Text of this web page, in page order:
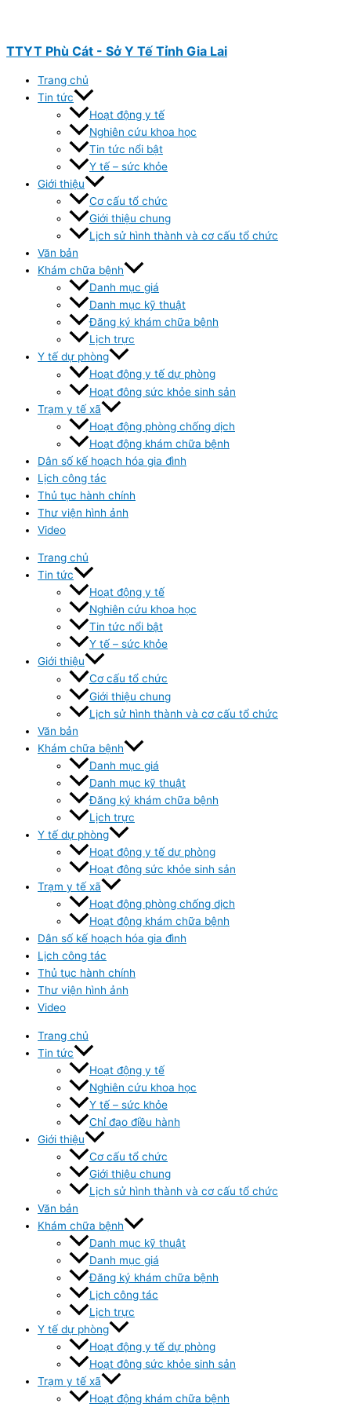
dung
TTYT Phù Cát - Sở Y Tế Tỉnh Gia Lai
Trang chủ
Tin tức
Hoạt động y tế
Nghiên cứu khoa học
Tin tức nổi bật
Y tế – sức khỏe
Giới thiệu
Cơ cấu tổ chức
Giới thiệu chung
Lịch sử hình thành và cơ cấu tổ chức
Văn bản
Khám chữa bệnh
Danh mục giá
Danh mục kỹ thuật
Đăng ký khám chữa bệnh
Lịch trực
Y tế dự phòng
Hoạt động y tế dự phòng
Hoạt đông sức khỏe sinh sản
Trạm y tế xã
Hoạt động phòng chống dịch
Hoạt động khám chữa bệnh
Dân số kế hoạch hóa gia đình
Lịch công tác
Thủ tục hành chính
Thư viện hình ảnh
Video
Trang chủ
Tin tức
Hoạt động y tế
Nghiên cứu khoa học
Tin tức nổi bật
Y tế – sức khỏe
Giới thiệu
Cơ cấu tổ chức
Giới thiệu chung
Lịch sử hình thành và cơ cấu tổ chức
Văn bản
Khám chữa bệnh
Danh mục giá
Danh mục kỹ thuật
Đăng ký khám chữa bệnh
Lịch trực
Y tế dự phòng
Hoạt động y tế dự phòng
Hoạt đông sức khỏe sinh sản
Trạm y tế xã
Hoạt động phòng chống dịch
Hoạt động khám chữa bệnh
Dân số kế hoạch hóa gia đình
Lịch công tác
Thủ tục hành chính
Thư viện hình ảnh
Video
Trang chủ
Tin tức
Hoạt động y tế
Nghiên cứu khoa học
Y tế – sức khỏe
Chỉ đạo điều hành
Giới thiệu
Cơ cấu tổ chức
Giới thiệu chung
Lịch sử hình thành và cơ cấu tổ chức
Văn bản
Khám chữa bệnh
Danh mục kỹ thuật
Danh mục giá
Đăng ký khám chữa bệnh
Lịch công tác
Lịch trực
Y tế dự phòng
Hoạt động y tế dự phòng
Hoạt đông sức khỏe sinh sản
Trạm y tế xã
Hoạt động khám chữa bệnh